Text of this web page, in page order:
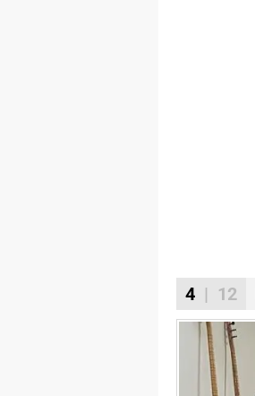
4 | 12